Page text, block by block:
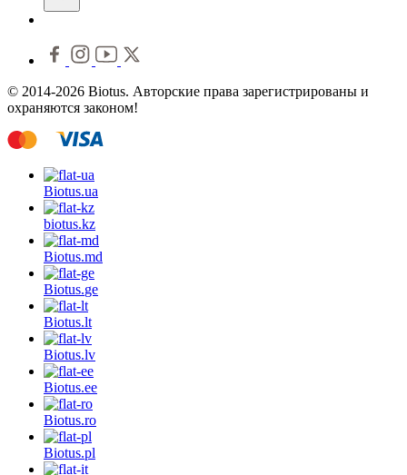
© 2014-2026 Biotus. Авторские права зарегистрированы и
охраняются законом!
Biotus.ua
biotus.kz
Biotus.md
Biotus.ge
Biotus.lt
Biotus.lv
Biotus.ee
Biotus.ro
Biotus.pl